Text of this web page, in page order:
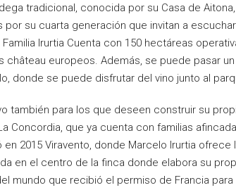
tradicional, conocida por su Casa de
su cuarta generación que invitan a
Irurtia Cuenta con 150 hectáreas
château europeos. Además, se puede pasar
donde se puede disfrutar del vino junto al
también para los que deseen construir su
Concordia, que ya cuenta con familias
2015 Viravento, donde Marcelo Irurtia ofrece
en el centro de la finca donde elabora su
mundo que recibió el permiso de Francia